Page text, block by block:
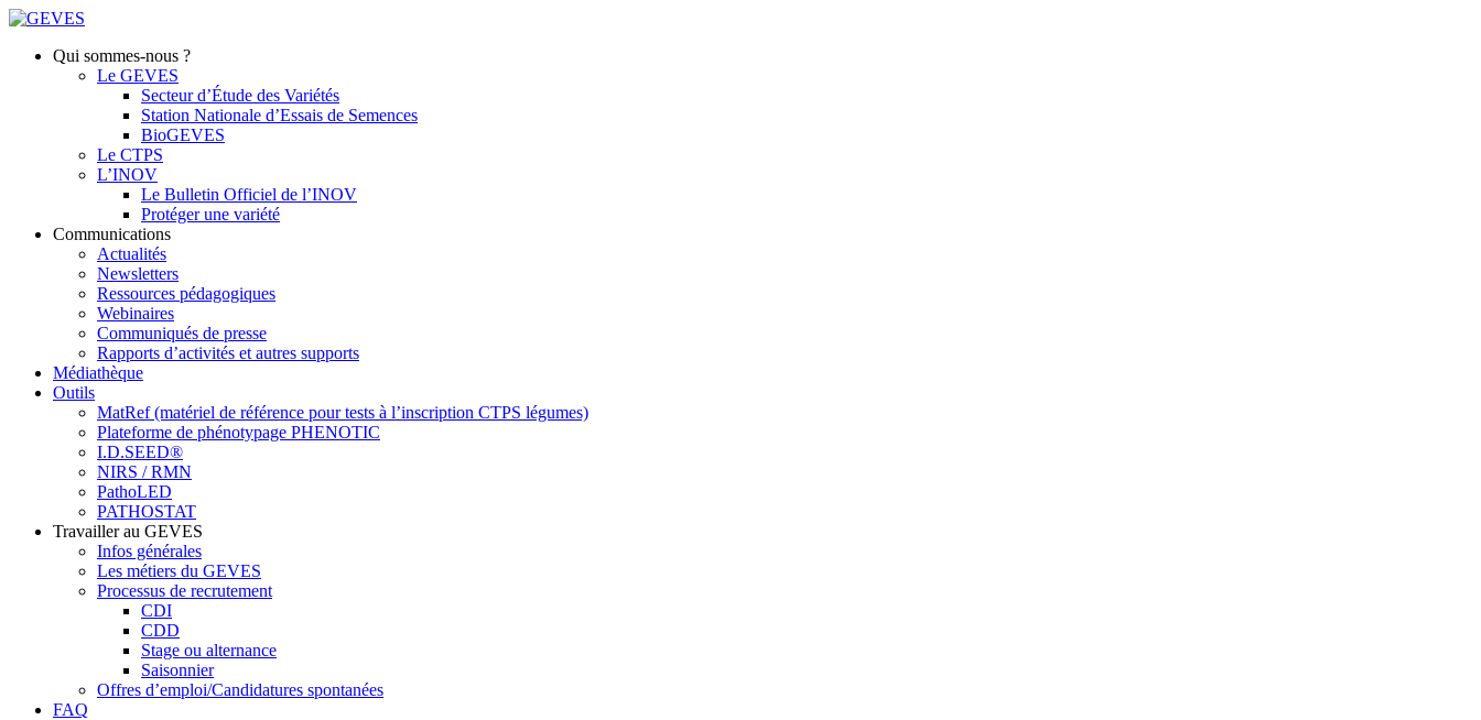
Qui sommes-nous ?
Le GEVES
Secteur d’Étude des Variétés
Station Nationale d’Essais de Semences
BioGEVES
Le CTPS
L’INOV
Le Bulletin Officiel de l’INOV
Protéger une variété
Communications
Actualités
Newsletters
Ressources pédagogiques
Webinaires
Communiqués de presse
Rapports d’activités et autres supports
Médiathèque
Outils
MatRef (matériel de référence pour tests à l’inscription CTPS légumes)
Plateforme de phénotypage PHENOTIC
I.D.SEED®
NIRS / RMN
PathoLED
PATHOSTAT
Travailler au GEVES
Infos générales
Les métiers du GEVES
Processus de recrutement
CDI
CDD
Stage ou alternance
Saisonnier
Offres d’emploi/Candidatures spontanées
FAQ